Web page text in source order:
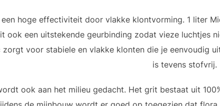
hoge effectiviteit door vlakke klontvorming. 1 liter
ook een uitstekende geurbinding zodat vieze luchtjes
zorgt voor stabiele en vlakke klonten die je eenvoudig
is tevens stofvrij.
ook aan het milieu gedacht. Het grit bestaat uit